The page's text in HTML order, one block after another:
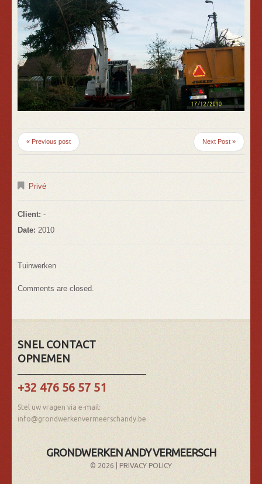
« Previous post Next Post »
Privé
Client: -
Date: 2010
Tuinwerken
Comments are closed.
SNEL CONTACT
OPNEMEN
+32 476 56 57 51
Stel uw vragen via e-mail:
info@grondwerkenvermeerschandy.be
GRONDWERKEN ANDY VERMEERSCH
© 2026 | PRIVACY POLICY